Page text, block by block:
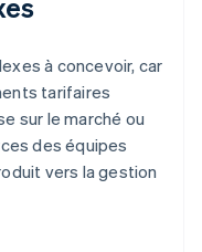
à concevoir, car
tarifaires
sur le marché ou
des équipes
vers la gestion